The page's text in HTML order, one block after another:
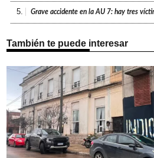
5. Grave accidente en la AU 7: hay tres
También te puede interesar